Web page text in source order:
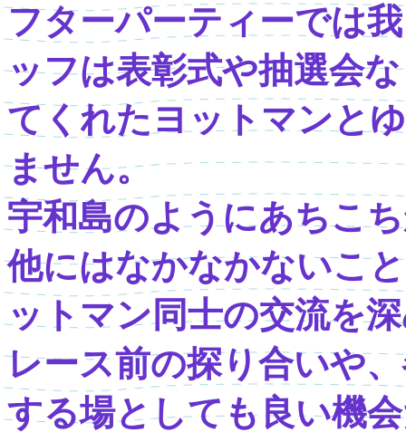
フターパーティーでは
ッフは表彰式や抽選会
てくれたヨットマンと
ません。
宇和島のようにあちこ
他にはなかなかないこ
ットマン同士の交流を
レース前の探り合いや
する場としても良い機